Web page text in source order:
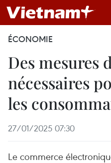
ÉCONOMIE
Des mesures
nécessaires
les
27/01/2025 07:30
Le commerce